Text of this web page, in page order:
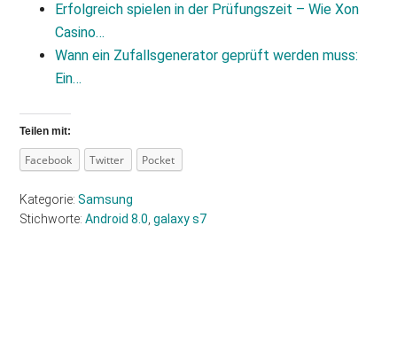
Erfolgreich spielen in der Prüfungszeit – Wie Xon
Casino…
Wann ein Zufallsgenerator geprüft werden muss:
Ein…
Teilen mit:
Facebook Twitter Pocket
Kategorie:Samsung
Stichworte:Android 8.0 ,galaxy s7